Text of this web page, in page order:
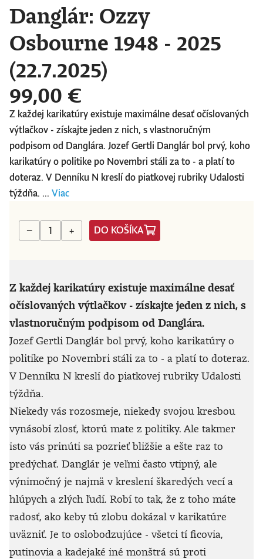
Danglár: Ozzy
Osbourne 1948 - 2025
(22.7.2025)
99,00 €
Z každej karikatúry existuje maximálne desať očíslovaných
výtlačkov - získajte jeden z nich, s vlastnoručným
podpisom od Danglára. Jozef Gertli Danglár bol prvý, koho
karikatúry o politike po Novembri stáli za to - a platí to
doteraz. V Denníku N kreslí do piatkovej rubriky Udalosti
týždňa. ... Viac
− + DO KOŠÍKA
Z každej karikatúry existuje maximálne desať
očíslovaných výtlačkov - získajte jeden z nich, s
vlastnoručným podpisom od Danglára.
Jozef Gertli Danglár bol prvý, koho karikatúry o
politike po Novembri stáli za to - a platí to doteraz.
V Denníku N kreslí do piatkovej rubriky Udalosti
týždňa.
Niekedy vás rozosmeje, niekedy svojou kresbou
vynásobí zlosť, ktorú mate z politiky. Ale takmer
isto vás prinúti sa pozrieť bližšie a ešte raz to
predýchať. Danglár je veľmi často vtipný, ale
výnimočný je najmä v kreslení škaredých vecí a
hlúpych a zlých ľudí. Robí to tak, že z toho máte
radosť, ako keby tú zlobu dokázal v karikatúre
uväzniť. Je to oslobodzujúce - všetci tí ficovia,
putinovia a kadejaké iné monštrá sú proti